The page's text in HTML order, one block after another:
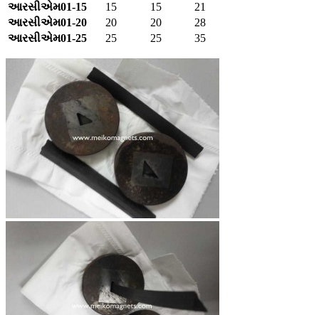
આરસીએમ01-15
15 15
21
આરસીએમ01-20
20 20
28
આરસીએમ01-25
25 25 35